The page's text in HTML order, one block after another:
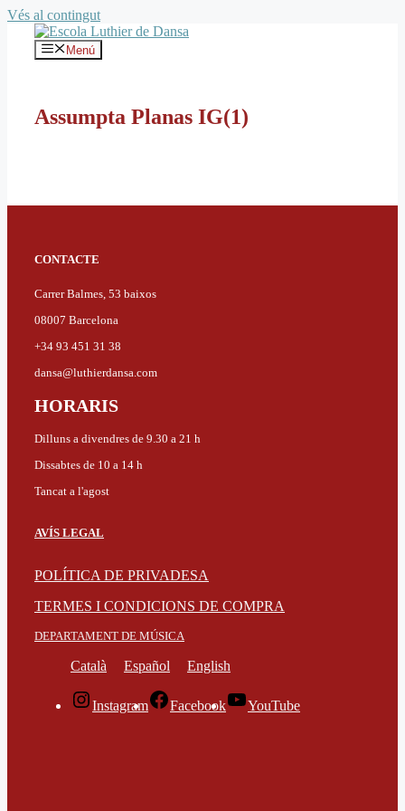
Vés al contingut
Menú
Assumpta Planas IG(1)
CONTACTE
Carrer Balmes, 53 baixos
08007 Barcelona
+34 93 451 31 38
dansa@luthierdansa.com
HORARIS
Dilluns a divendres de 9.30 a 21 h
Dissabtes de 10 a 14 h
Tancat a l'agost
AVÍS LEGAL
POLÍTICA DE PRIVADESA
TERMES I CONDICIONS DE COMPRA
DEPARTAMENT DE MÚSICA
Català Español English
Instagram Facebook YouTube